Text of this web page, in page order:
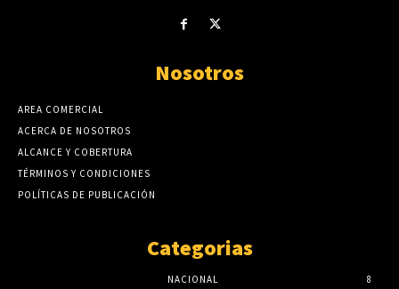
Nosotros
AREA COMERCIAL
ACERCA DE NOSOTROS
ALCANCE Y COBERTURA
TÉRMINOS Y CONDICIONES
POLÍTICAS DE PUBLICACIÓN
Categorias
NACIONAL
8